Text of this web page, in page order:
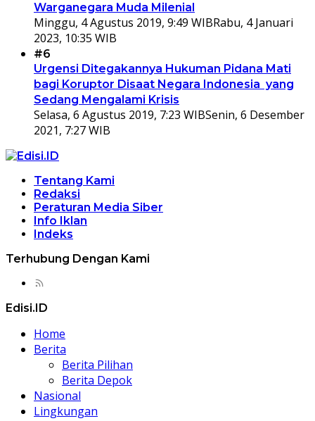
Warganegara Muda Milenial
Minggu, 4 Agustus 2019, 9:49 WIBRabu, 4 Januari
2023, 10:35 WIB
#6
Urgensi Ditegakannya Hukuman Pidana Mati
bagi Koruptor Disaat Negara Indonesia yang
Sedang Mengalami Krisis
Selasa, 6 Agustus 2019, 7:23 WIBSenin, 6 Desember
2021, 7:27 WIB
Tentang Kami
Redaksi
Peraturan Media Siber
Info Iklan
Indeks
Terhubung Dengan Kami
Edisi.ID
Home
Berita
Berita Pilihan
Berita Depok
Nasional
Lingkungan